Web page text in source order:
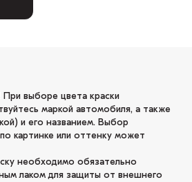
выборе цвета краски
маркой автомобиля, а также
и его названием. Выбор
картинке или оттенку может
необходимо обязательно
лаком для защиты от внешнего